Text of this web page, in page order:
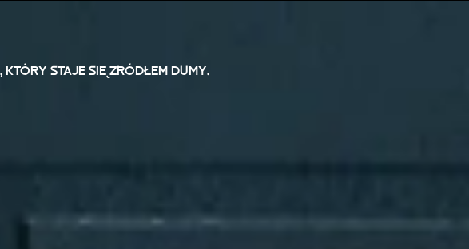
STAJE SIĘ ŹRÓDŁEM DUMY.